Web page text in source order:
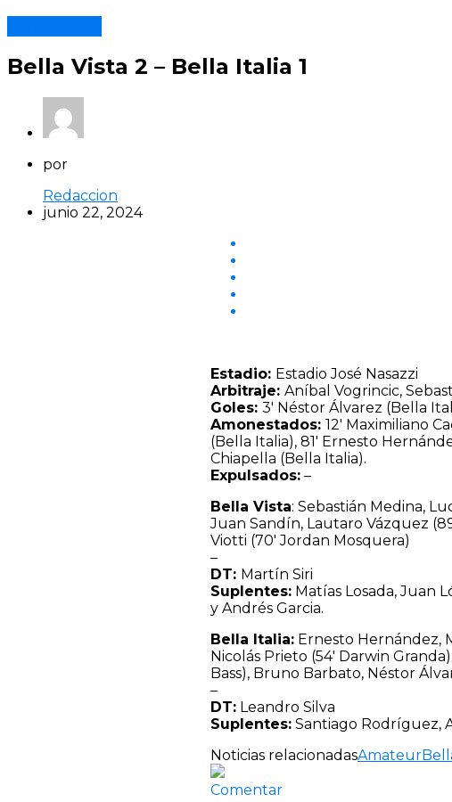
Bella Vista 2 – Bella Italia 1
por
Redaccion
junio 22, 2024
Estadio: Estadio José Nasazzi
Arbitraje: Aníbal Vogrincic,
Goles: 3′ Néstor Álvarez (Bella
Amonestados: 12′ Maximiliano
(Bella Italia), 81′ Ernesto
Chiapella (Bella Italia).
Expulsados: –
Bella Vista: Sebastián Medina,
Juan Sandín, Lautaro Vázquez
Viotti (70′ Jordan Mosquera)
–
DT: Martín Siri
Suplentes: Matías Losada, Juan
y Andrés Garcia.
Bella Italia: Ernesto Hernández,
Nicolás Prieto (54′ Darwin
Bass), Bruno Barbato, Néstor
–
DT: Leandro Silva
Suplentes: Santiago Rodríguez,
Noticias relacionadasAmateur
Comentar